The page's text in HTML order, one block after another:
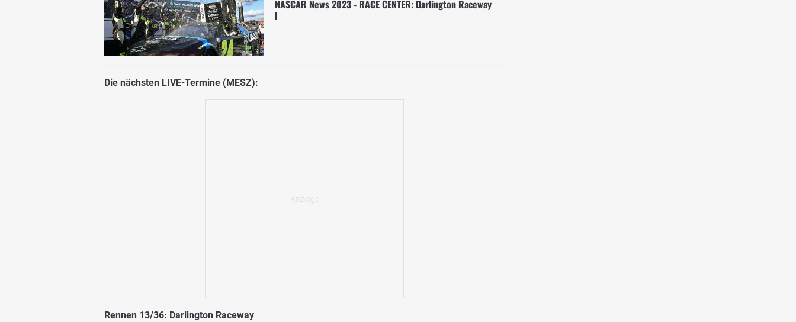
NASCAR News 2023 - RACE CENTER: Darlington Raceway
I
Die nächsten LIVE-Termine (MESZ):
Rennen 13/36: Darlington Raceway